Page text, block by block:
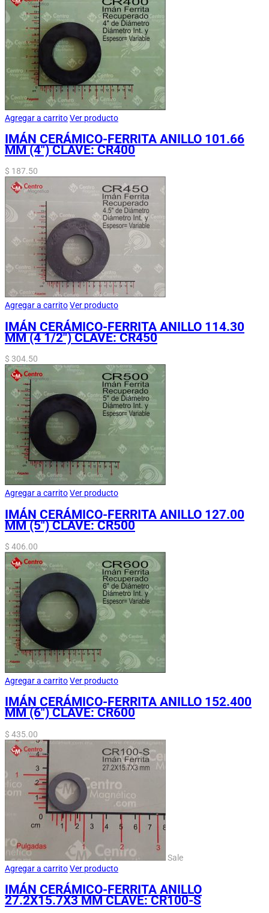
Agregar a carritoVer producto
IMÁN CERÁMICO-FERRITA ANILLO 101.66
MM (4″) CLAVE: CR400
$ 187.50
Agregar a carritoVer producto
IMÁN CERÁMICO-FERRITA ANILLO 114.30
MM (4 1/2″) CLAVE: CR450
$ 304.50
Agregar a carritoVer producto
IMÁN CERÁMICO-FERRITA ANILLO 127.00
MM (5″) CLAVE: CR500
$ 406.00
Agregar a carritoVer producto
IMÁN CERÁMICO-FERRITA ANILLO 152.400
MM (6″) CLAVE: CR600
$ 435.00
Sale
Agregar a carritoVer producto
IMÁN CERÁMICO-FERRITA ANILLO
27.2X15.7X3 MM CLAVE: CR100-S